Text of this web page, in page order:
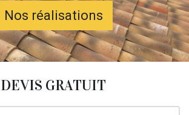
Nos réalisations
DEVIS GRATUIT